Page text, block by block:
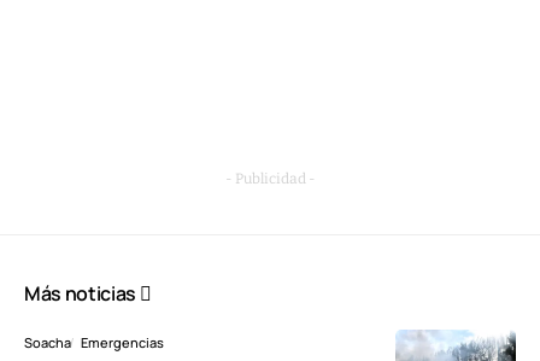
- Publicidad -
Más noticias
Soacha Emergencias